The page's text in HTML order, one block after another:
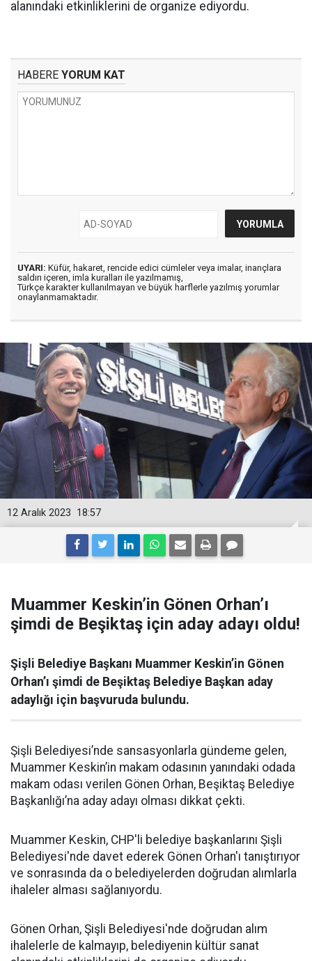
alanındaki etkinliklerini de organize ediyordu.
HABERE YORUM KAT
UYARI: Küfür, hakaret, rencide edici cümleler veya imalar, inançlara
saldırı içeren, imla kuralları ile yazılmamış,
Türkçe karakter kullanılmayan ve büyük harflerle yazılmış yorumlar
onaylanmamaktadır.
18:57
12 Aralık 2023
Muammer Keskin’in Gönen Orhan’ı
şimdi de Beşiktaş için aday adayı oldu!
Şişli Belediye Başkanı Muammer Keskin’in Gönen
Orhan’ı şimdi de Beşiktaş Belediye Başkan aday
adaylığı için başvuruda bulundu.
Şişli Belediyesi’nde sansasyonlarla gündeme gelen,
Muammer Keskin’in makam odasının yanındaki odada
makam odası verilen Gönen Orhan, Beşiktaş Belediye
Başkanlığı’na aday adayı olması dikkat çekti.
Muammer Keskin, CHP'li belediye başkanlarını Şişli
Belediyesi'nde davet ederek Gönen Orhan'ı tanıştırıyor
ve sonrasında da o belediyelerden doğrudan alımlarla
ihaleler alması sağlanıyordu.
Gönen Orhan, Şişli Belediyesi'nde doğrudan alım
ihalelerle de kalmayıp, belediyenin kültür sanat